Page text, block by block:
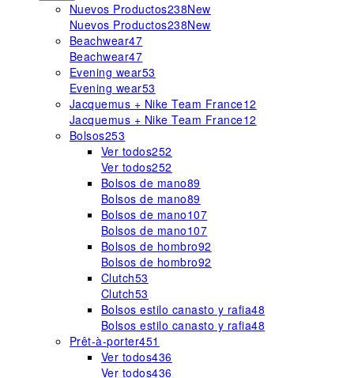
Nuevos Productos238New
Nuevos Productos238New
Beachwear47
Beachwear47
Evening wear53
Evening wear53
Jacquemus + Nike Team France12
Jacquemus + Nike Team France12
Bolsos253
Ver todos252
Ver todos252
Bolsos de mano89
Bolsos de mano89
Bolsos de mano107
Bolsos de mano107
Bolsos de hombro92
Bolsos de hombro92
Clutch53
Clutch53
Bolsos estilo canasto y rafia48
Bolsos estilo canasto y rafia48
Prêt-à-porter451
Ver todos436
Ver todos436